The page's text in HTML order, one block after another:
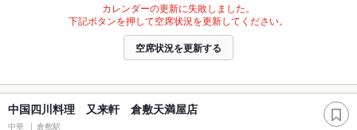
カレンダーの更新に失敗しました。
下記ボタンを押して空席状況を更新してください。
空席状況を更新する
中国四川料理 又来軒 倉敷天満屋店
中華 倉敷駅